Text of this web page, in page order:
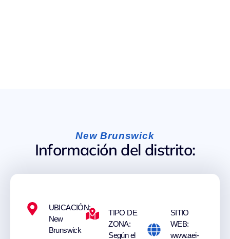
New Brunswick
Información del distrito:
UBICACIÓN:
New
Brunswick
TIPO DE
ZONA:
Según el
SITIO
WEB:
www.aei-